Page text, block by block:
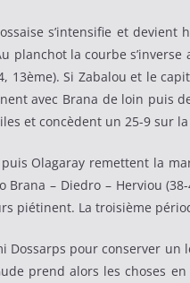
s’intensifie et
planchot la courbe
13ème). Si Zabalou et le
avec Brana de loin puis
et concèdent un 25-9 sur
Olagaray remettent la
– Diedro – Herviou
piétinent. La troisième
Dossarps pour conserver
prend alors les choses